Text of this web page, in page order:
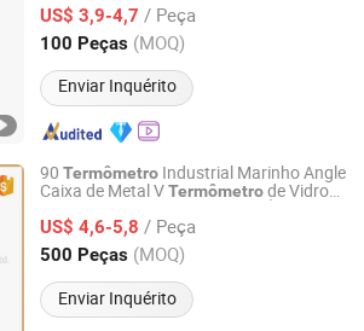
petróleo
US$ 3,9-4,7 / Peça
100 Peças (MOQ)
Enviar Inquérito
Desde 2023
90 Termômetro Industrial Marinho Angle
Caixa de Metal VTermômetrode Vidro
ou Vermelho
US$ 4,6-5,8 / Peça
500 Peças (MOQ)
Enviar Inquérito
Co., Ltd.
Desde 2022